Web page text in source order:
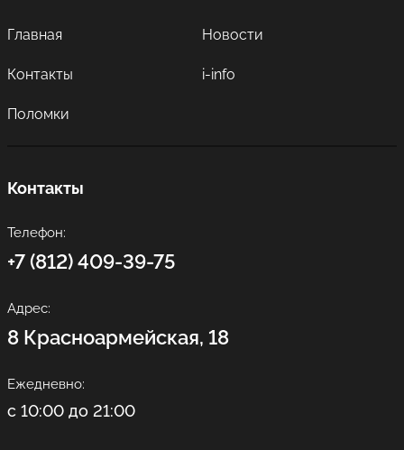
Главная Новости
Контакты i-info
Поломки
Контакты
Телефон:
+7 (812) 409-39-75
Адрес:
8 Красноармейская, 18
Ежедневно:
с 10:00 до 21:00